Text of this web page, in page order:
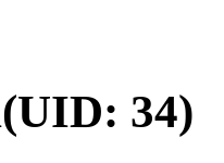
(UID: 34)